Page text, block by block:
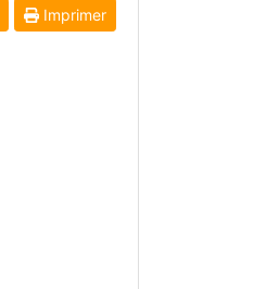
Imprimer